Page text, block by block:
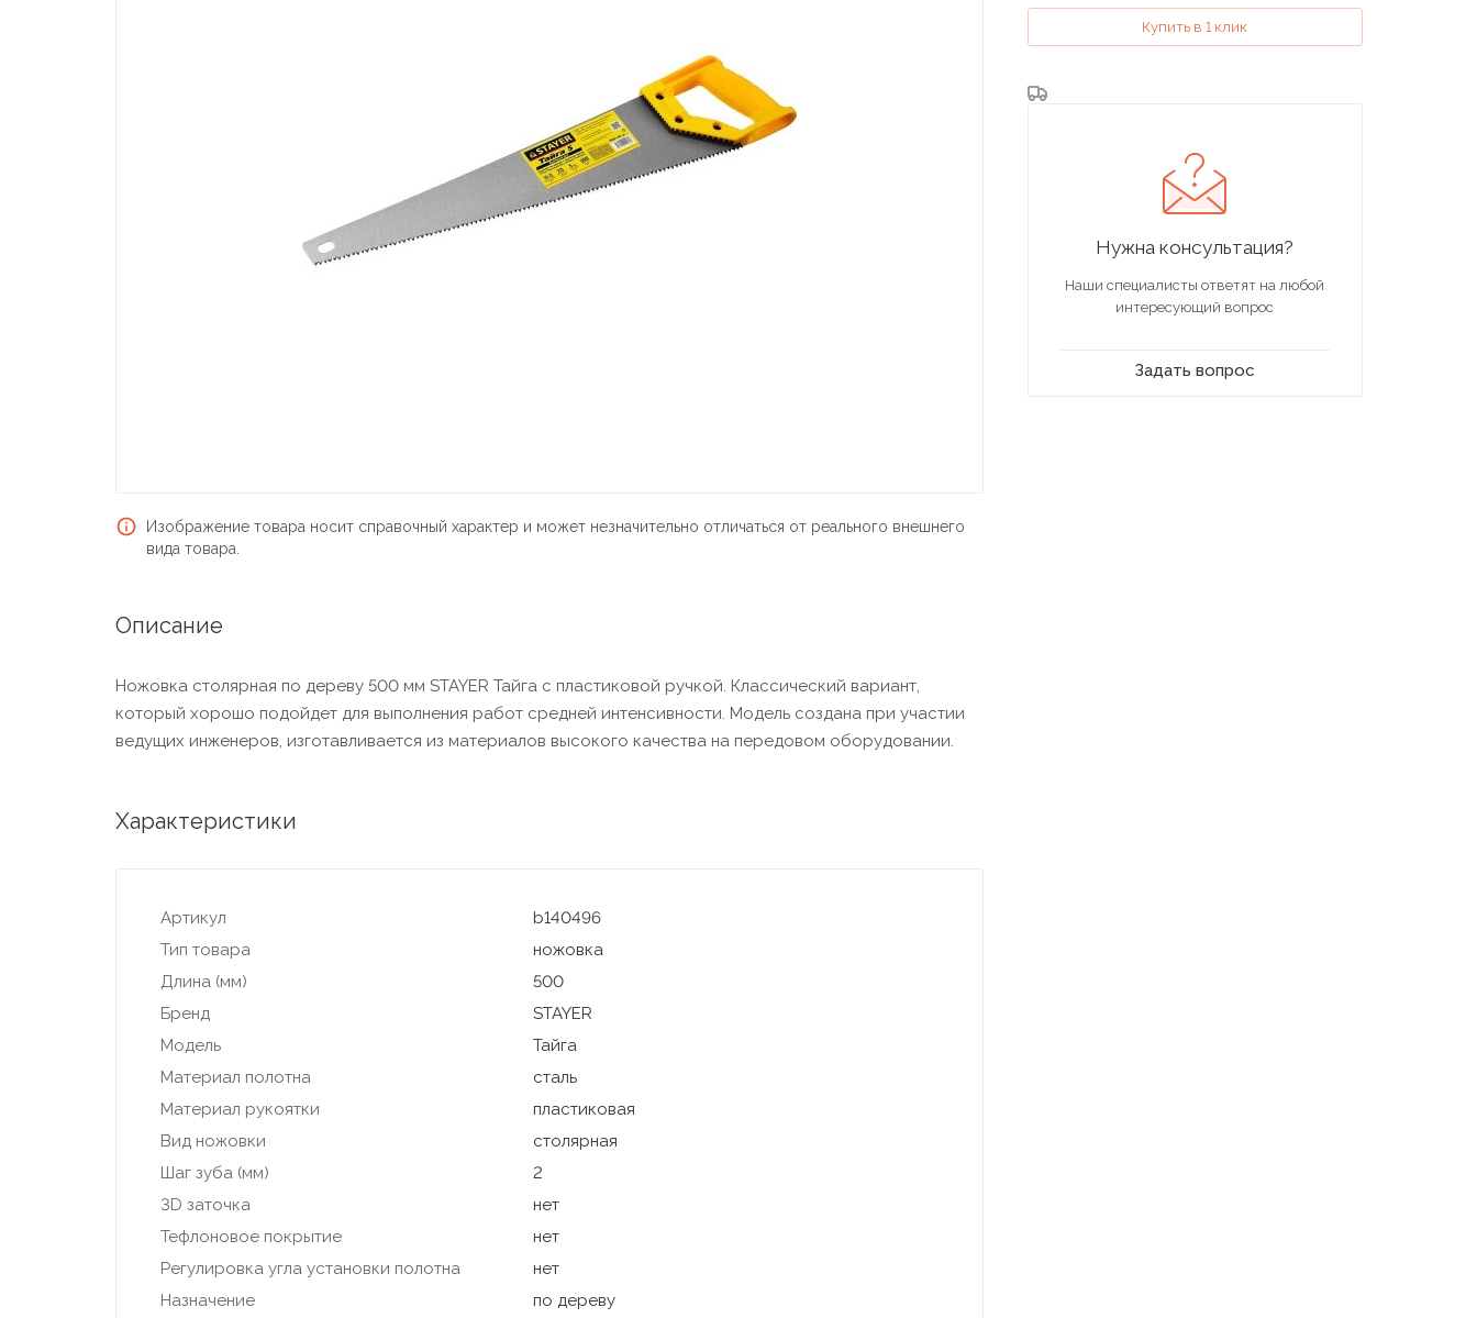
Изображение товара носит справочный характер и может незначительно отличаться от реального внешнего
вида товара.
Описание
Ножовка столярная по дереву 500 мм STAYER Тайга с пластиковой ручкой. Классический вариант,
который хорошо подойдет для выполнения работ средней интенсивности. Модель создана при участии
ведущих инженеров, изготавливается из материалов высокого качества на передовом оборудовании.
Характеристики
Артикул
b140496
Тип товара
ножовка
Длина (мм)
500
Бренд
STAYER
Модель
Тайга
Материал полотна
сталь
Материал рукоятки
пластиковая
Вид ножовки
столярная
Шаг зуба (мм)
2
3D заточка
нет
Тефлоновое покрытие
нет
Регулировка угла установки полотна
нет
Назначение
по дереву
Купить в 1 клик
Нужна консультация?
Наши специалисты ответят на любой
интересующий вопрос
Задать вопрос